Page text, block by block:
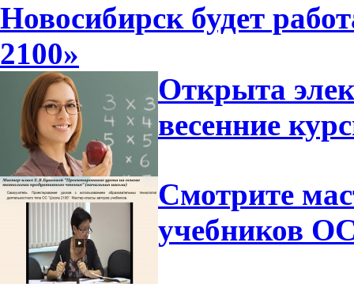
Новосибирск будет
2100»
Открыта
весенние
Смотрите
учебников